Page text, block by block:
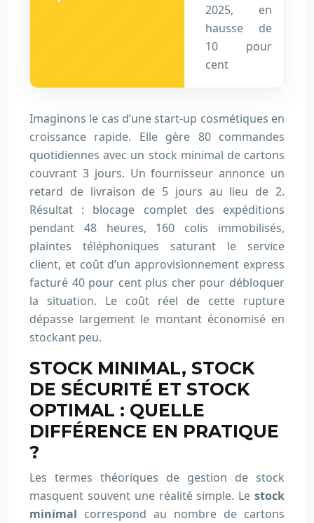
2025, en
hausse de
10 pour
cent
Imaginons le cas d’une start-up cosmétiques en
croissance rapide. Elle gère 80 commandes
quotidiennes avec un stock minimal de cartons
couvrant 3 jours. Un fournisseur annonce un
retard de livraison de 5 jours au lieu de 2.
Résultat : blocage complet des expéditions
pendant 48 heures, 160 colis immobilisés,
plaintes téléphoniques saturant le service
client, et coût d’un approvisionnement express
facturé 40 pour cent plus cher pour débloquer
la situation. Le coût réel de cette rupture
dépasse largement le montant économisé en
stockant peu.
STOCK MINIMAL, STOCK
DE SÉCURITÉ ET STOCK
OPTIMAL : QUELLE
DIFFÉRENCE EN PRATIQUE
?
Les termes théoriques de gestion de stock
masquent souvent une réalité simple. Le stock
minimal correspond au nombre de cartons